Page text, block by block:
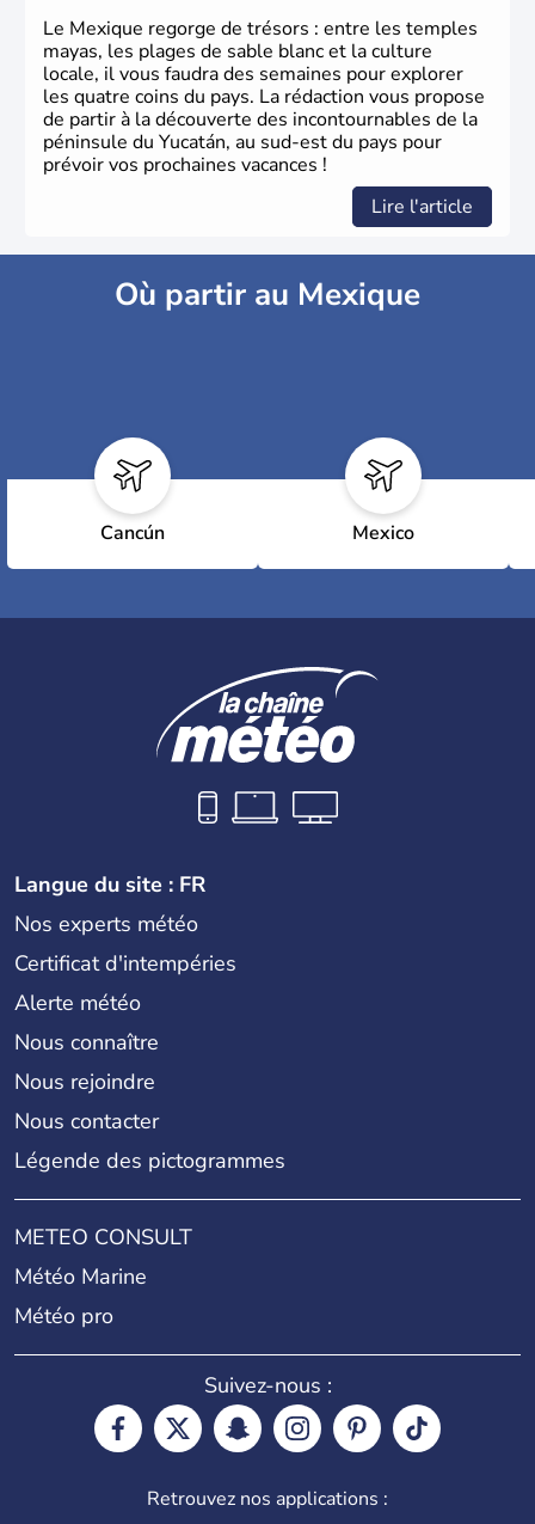
Le Mexique regorge de trésors : entre les temples
mayas, les plages de sable blanc et la culture
locale, il vous faudra des semaines pour explorer
les quatre coins du pays. La rédaction vous propose
de partir à la découverte des incontournables de la
péninsule du Yucatán, au sud-est du pays pour
prévoir vos prochaines vacances !
Lire l'article
Où partir au Mexique
Cancún Mexico
Langue du site : FR
Nos experts météo
Certificat d'intempéries
Alerte météo
Nous connaître
Nous rejoindre
Nous contacter
Légende des pictogrammes
METEO CONSULT
Météo Marine
Météo pro
Suivez-nous :
Retrouvez nos applications :